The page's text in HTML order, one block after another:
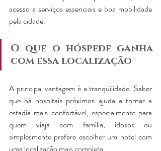
acesso a serviços essenciais e boa mobilidade
pela cidade.
O que o hóspede ganha
com essa localização
A principal vantagem é a tranquilidade. Saber
que há hospitais próximos ajuda a tornar a
estadia mais confortável, especialmente para
quem viaja com família, idosos ou
simplesmente prefere escolher um hotel com
uma localização mais completa.